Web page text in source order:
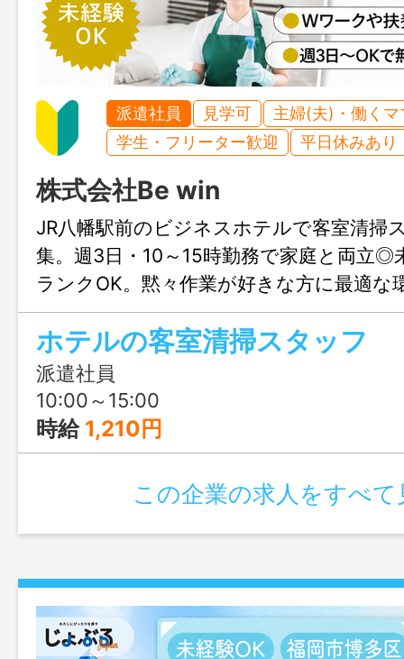
派遣社員 見学可
主婦(夫)・働くマ
学生・フリーター歓迎
平日休みあり
株式会社Be win
JR八幡駅前のビジネスホテルで客室清掃
集。週3日・10～15時勤務で家庭と両立◎
ランクOK。黙々作業が好きな方に最適な
合せのみも大歓迎、まずはじょぶる福岡
連絡ください。
ホテルの客室清掃スタッフ
派遣社員
10:00～15:00
時給 1,210円
この企業の求人をすべて